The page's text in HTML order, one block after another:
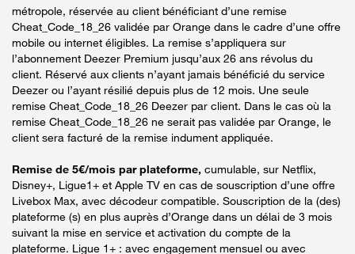
métropole, réservée au client bénéficiant d’une remise
Cheat_Code_18_26 validée par Orange dans le cadre d’une offre
mobile ou internet éligibles. La remise s’appliquera sur
l’abonnement Deezer Premium jusqu’aux 26 ans révolus du
client. Réservé aux clients n’ayant jamais bénéficié du service
Deezer ou l’ayant résilié depuis plus de 12 mois. Une seule
remise Cheat_Code_18_26 Deezer par client. Dans le cas où la
remise Cheat_Code_18_26 ne serait pas validée par Orange, le
client sera facturé de la remise indument appliquée.
Remise de 5€/mois par plateforme, cumulable, sur Netflix,
Disney+, Ligue1+ et Apple TV en cas de souscription d’une offre
Livebox Max, avec décodeur compatible. Souscription de la (des)
plateforme (s) en plus auprès d’Orange dans un délai de 3 mois
suivant la mise en service et activation du compte de la
plateforme. Ligue 1+ : avec engagement mensuel ou avec